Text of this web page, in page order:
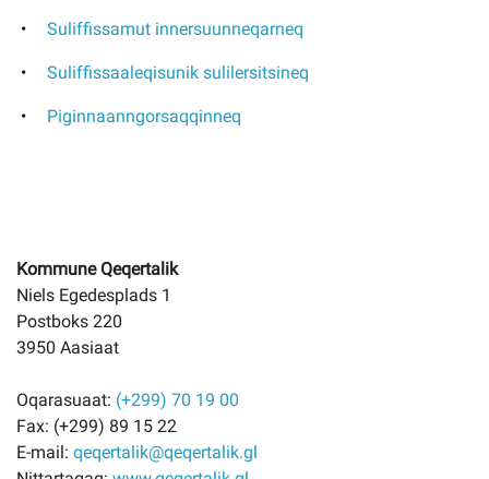
Suliffissamut innersuunneqarneq
Suliffissaaleqisunik sulilersitsineq
Piginnaanngorsaqqinneq
Kommune Qeqertalik
Niels Egedesplads 1
Postboks 220
3950 Aasiaat
Oqarasuaat: (+299) 70 19 00
Fax: (+299) 89 15 22
E-mail: qeqertalik@qeqertalik.gl